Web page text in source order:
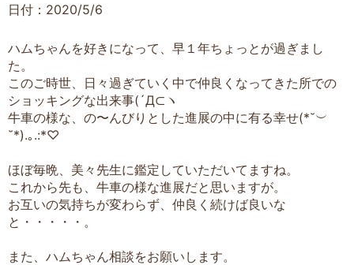
日付：2020/5/6
ハムちゃんを好きになって、早１年ちょっとが過ぎまし
た。
このご時世、日々過ぎていく中で仲良くなってきた所での
ショッキングな出来事(´Д⊂ヽ
牛車の様な、の〜んびりとした進展の中に有る幸せ(*˘︶
˘*).｡.:*♡
ほぼ毎晩、美々先生に鑑定していただいてますね。
これから先も、牛車の様な進展だと思いますが。
お互いの気持ちが変わらず、仲良く続けば良いな
と・・・・・。
また、ハムちゃん相談をお願いします。